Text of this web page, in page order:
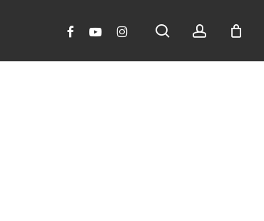
facebookyoutubeinstagram search account